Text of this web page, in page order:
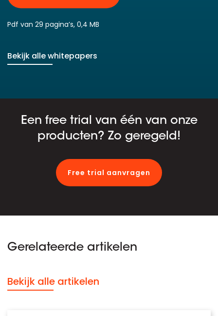
Pdf van 29 pagina’s, 0,4 MB
Bekijk alle whitepapers
Een free trial van één van onze
producten? Zo geregeld!
Free trial aanvragen
Gerelateerde artikelen
Bekijk alle artikelen